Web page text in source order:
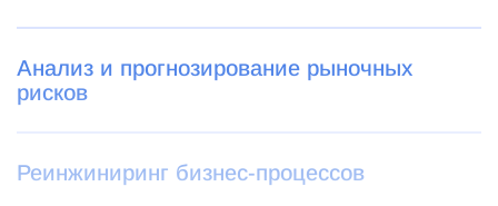
Анализ и прогнозирование рыночных
рисков
Реинжиниринг бизнес-процессов